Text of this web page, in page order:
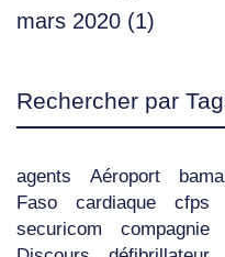
mars 2020 (1)
Rechercher par
agents Aéroport
Faso
cardiaque cfps
securicom
compagnie